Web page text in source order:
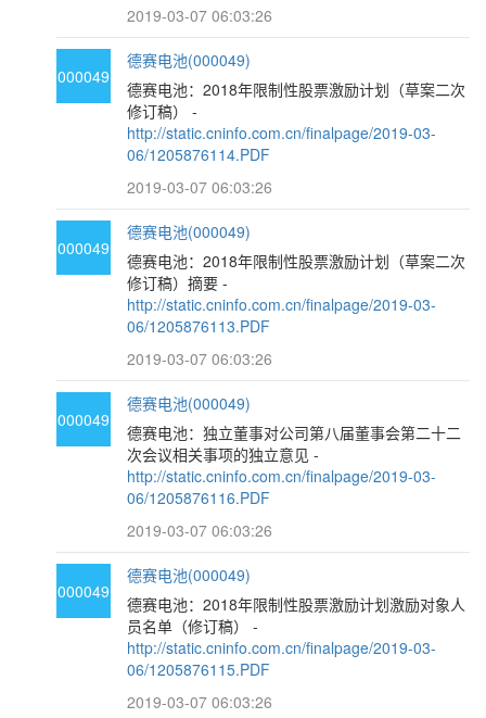
2019-03-07 06:03:26
000049
德赛电池(000049)
德赛电池：2018年限制性股票激励计划（草案二次
修订稿） -
http://static.cninfo.com.cn/finalpage/2019-03-
06/1205876114.PDF
2019-03-07 06:03:26
000049
德赛电池(000049)
德赛电池：2018年限制性股票激励计划（草案二次
修订稿）摘要 -
http://static.cninfo.com.cn/finalpage/2019-03-
06/1205876113.PDF
2019-03-07 06:03:26
000049
德赛电池(000049)
德赛电池：独立董事对公司第八届董事会第二十二
次会议相关事项的独立意见 -
http://static.cninfo.com.cn/finalpage/2019-03-
06/1205876116.PDF
2019-03-07 06:03:26
000049
德赛电池(000049)
德赛电池：2018年限制性股票激励计划激励对象人
员名单（修订稿） -
http://static.cninfo.com.cn/finalpage/2019-03-
06/1205876115.PDF
2019-03-07 06:03:26